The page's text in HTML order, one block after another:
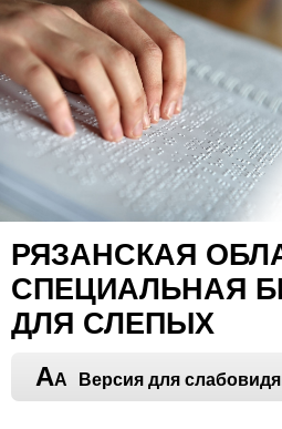
РЯЗАНСКАЯ
СПЕЦИАЛЬНАЯ
ДЛЯ СЛЕПЫХ
AA Версия для